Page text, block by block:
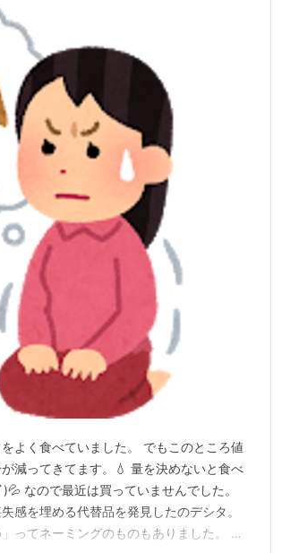
よく食べていました。 でもこのところ値
減ってきてます。💧 量を決めないと食べ
なので最近は買っていませんでした。
感を埋める代替品を発見したのデシタ。
ってネーミングのものもありました。 確